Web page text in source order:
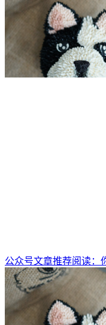
公众号文章推荐阅读：